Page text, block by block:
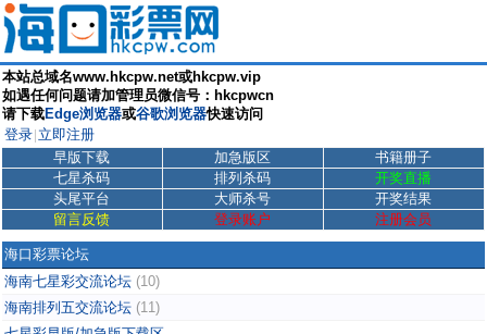
本站总域名www.hkcpw.net或hkcpw.vip
如遇任何问题请加管理员微信号：hkcpwcn
请下载Edge浏览器或谷歌浏览器快速访问
登录 立即注册
早版下载
加急版区
书籍册子
七星杀码
排列杀码
开奖直播
头尾平台
大师杀号
开奖结果
留言反馈
登录账户 注册会员
海口彩票论坛
海南七星彩交流论坛 (10)
海南排列五交流论坛 (11)